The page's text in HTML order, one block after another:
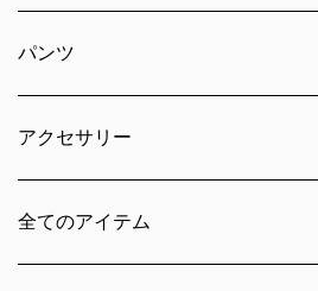
パンツ
アクセサリー
全てのアイテム